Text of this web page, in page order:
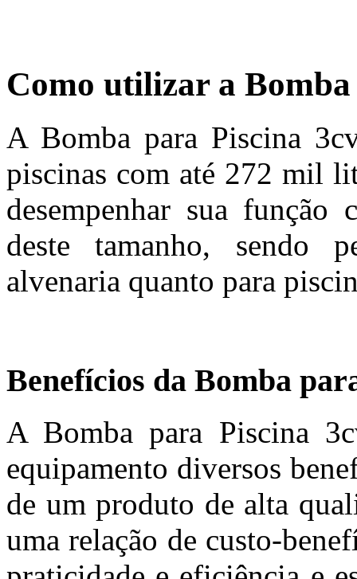
Como utilizar a
A Bomba para Piscina
piscinas com até 272 mil
desempenhar sua
deste tamanho, sendo
alvenaria quanto para
Benefícios da Bomba
A Bomba para Piscina
equipamento diversos
de um produto de alta
uma relação de custo-